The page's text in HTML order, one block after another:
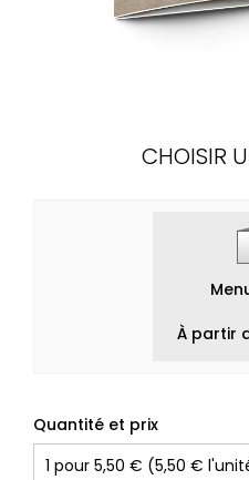
CHOISIR
À partir
Quantité et prix